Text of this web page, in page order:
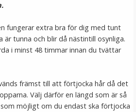
I VARUKORG
fungerar extra bra för dig med tunt
tunna och blir då nästintill osynliga.
i minst 48 timmar innan du tvättar
främst till att förtjocka hår då det
Välj därför en längd som är så
möjligt om du endast ska förtjocka